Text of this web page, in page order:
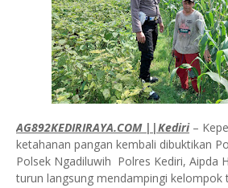
AG892KEDIRIRAYA.COM ||Kediri–
ketahanan pangan kembali dibuktikan
Polsek Ngadiluwih Polres Kediri, Aipda
turun langsung mendampingi kelompok